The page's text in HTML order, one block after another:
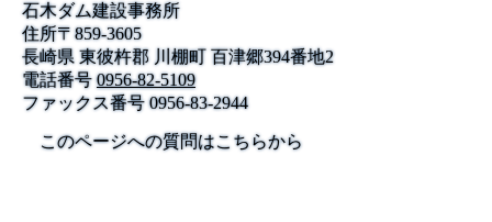
石木ダム建設事務所
住所〒859-3605
長崎県 東彼杵郡 川棚町 百津郷394番地2
電話番号 0956-82-5109
ファックス番号0956-83-2944
このページへの質問はこちらから